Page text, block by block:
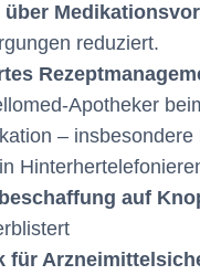
über
reduziert.
Apotheker
–
auf
für